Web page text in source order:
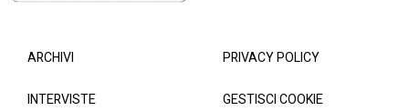
ARCHIVI
INTERVISTE
PRIVACY POLICY
GESTISCI COOKIE